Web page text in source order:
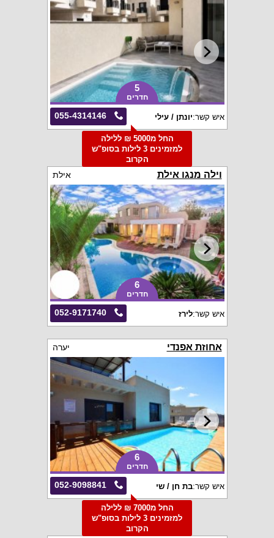
5
חדרים
055-4314146 איש קשר:יונתן / עילי
החל מ5000 ₪ ללילה
למזמינים 3 לילות בסופ"ש
הקרוב
וילה מנגו אילת אילת
6
חדרים
052-9171740 איש קשר:לירז
אחוזת אפנדי יערה
6
חדרים
052-9098841 איש קשר:בת חן / שי
החל מ7000 ₪ ללילה
למזמינים 3 לילות בסופ"ש
הקרוב